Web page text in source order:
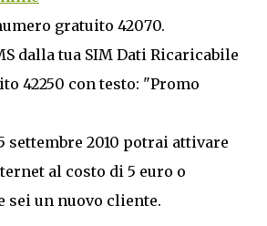
gratuito 42070.
dalla tua SIM Dati Ricaricabile
42250 con testo: "Promo
settembre 2010 potrai attivare
al costo di 5 euro o
sei un nuovo cliente.